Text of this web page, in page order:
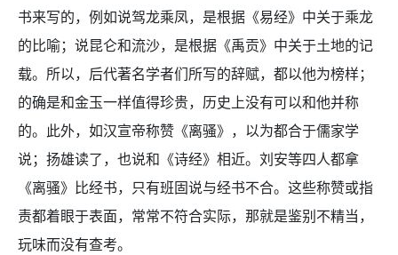
书来写的，例如说驾龙乘凤，是根据《易经》中关于乘龙
的比喻；说昆仑和流沙，是根据《禹贡》中关于土地的记
载。所以，后代著名学者们所写的辞赋，都以他为榜样；
的确是和金玉一样值得珍贵，历史上没有可以和他并称
的。此外，如汉宣帝称赞《离骚》，以为都合于儒家学
说；扬雄读了，也说和《诗经》相近。刘安等四人都拿
《离骚》比经书，只有班固说与经书不合。这些称赞或指
责都着眼于表面，常常不符合实际，那就是鉴别不精当，
玩味而没有查考。